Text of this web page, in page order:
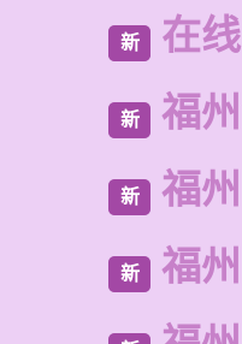
新 在
新 福
新 福
新 福